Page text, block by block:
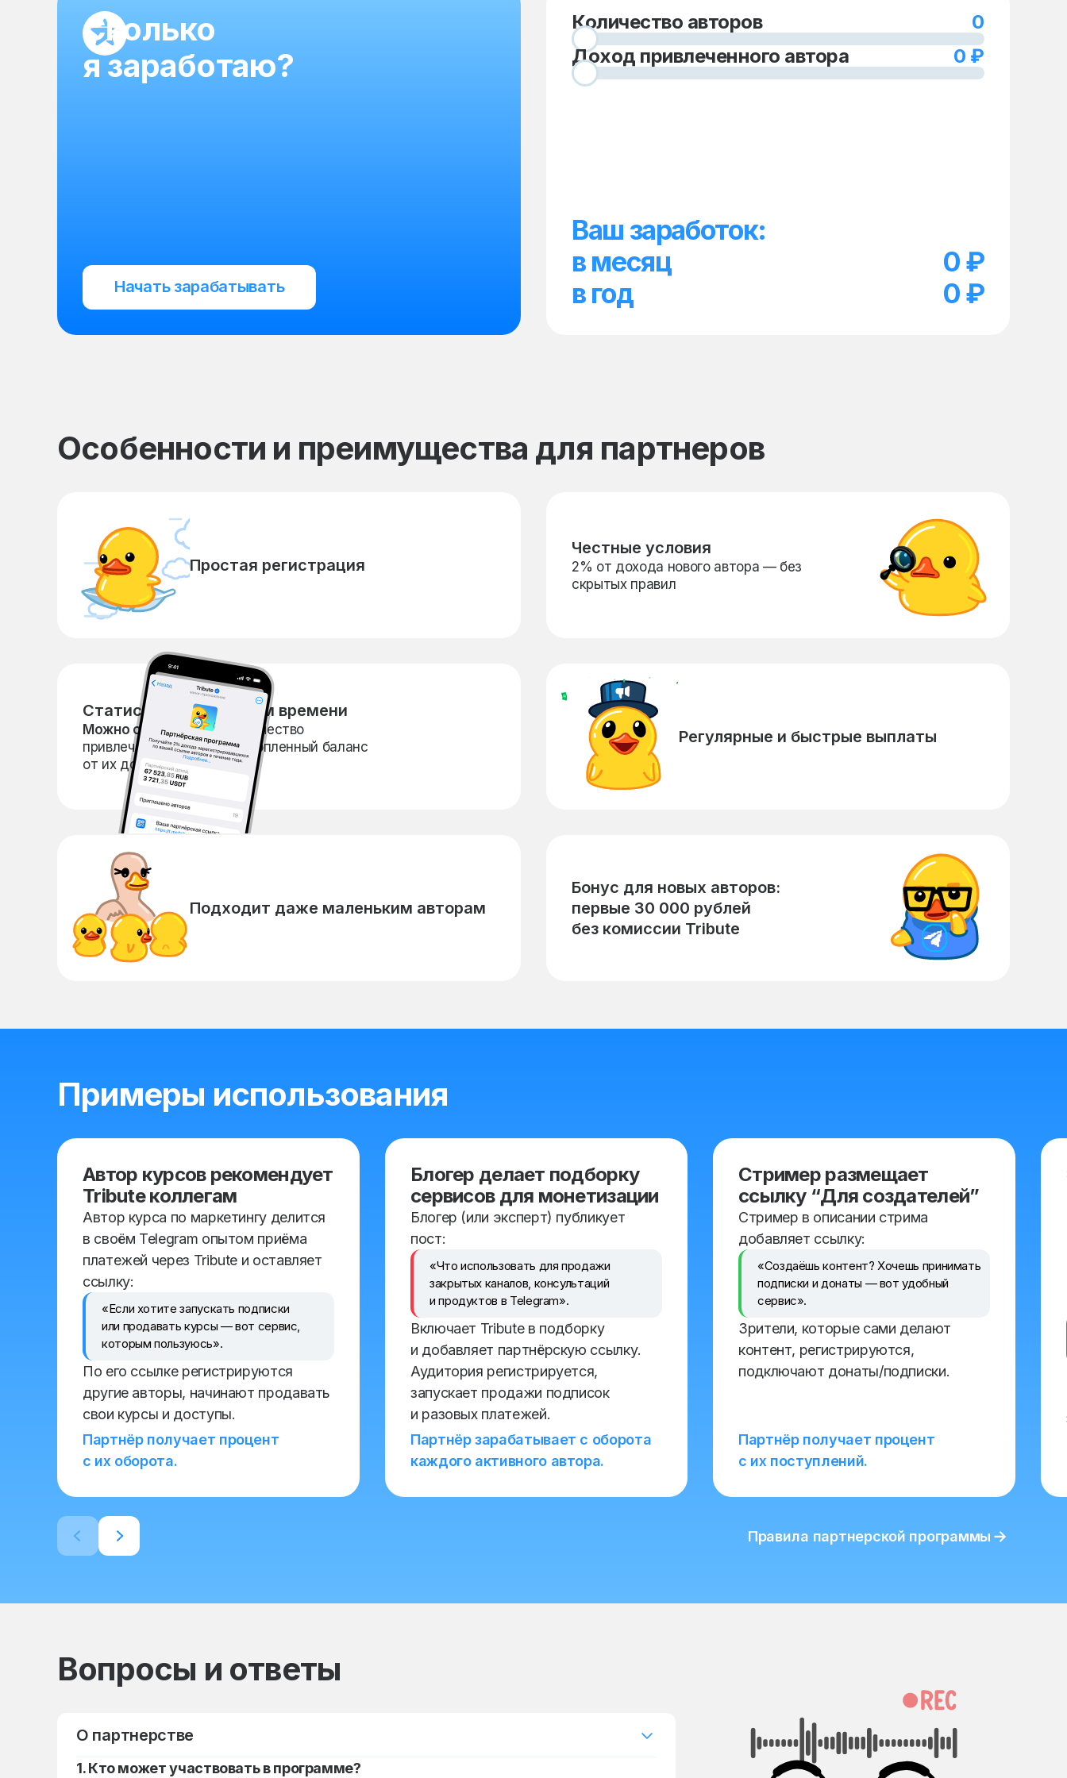
Сколько
я заработаю?
Начать зарабатывать
Количество авторов
0
Доход привлеченного автора
0 ₽
Ваш заработок:
в месяц
0₽
в год
0₽
Особенности и преимущества для партнеров
Простая регистрация
Честные условия
2% от дохода нового автора — без
скрытых правил
Статистика в реальном времени
Можно отслеживать:
количество
привлеченных авторов накопленный баланс
от их дохода
Регулярные и быстрые выплаты
Подходит даже маленьким авторам
Бонус для новых авторов:
первые 30 000 рублей
без комиссии Tribute
Примеры использования
Автор курсов рекомендует
Tribute коллегам
Автор курса по маркетингу делится
в своём Telegram опытом приёма
платежей через Tribute и оставляет
ссылку:
«Если хотите запускать подписки
или продавать курсы — вот сервис,
которым пользуюсь».
По его ссылке регистрируются
другие авторы, начинают продавать
свои курсы и доступы.
Партнёр получает процент
с их оборота.
Блогер делает подборку
сервисов для монетизации
Блогер (или эксперт) публикует
пост:
«Что использовать для продажи
закрытых каналов, консультаций
и продуктов в Telegram».
Включает Tribute в подборку
и добавляет партнёрскую ссылку.
Аудитория регистрируется,
запускает продажи подписок
и разовых платежей.
Партнёр зарабатывает с оборота
каждого активного автора.
Стример размещает
ссылку “Для создателей”
Стример в описании стрима
добавляет ссылку:
«Создаёшь контент? Хочешь принимать
подписки и донаты — вот удобный
сервис».
Зрители, которые сами делают
контент, регистрируются,
подключают донаты/подписки.
Партнёр получает процент
с их поступлений.
Правила партнерской программы
Вопросы и ответы
О партнерстве
1. Кто может участвовать в программе?